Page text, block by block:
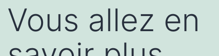
Vous allez en